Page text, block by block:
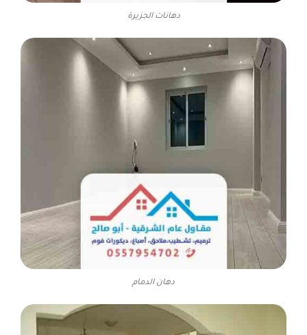
دهانات الجزيرة
دهان الدمام